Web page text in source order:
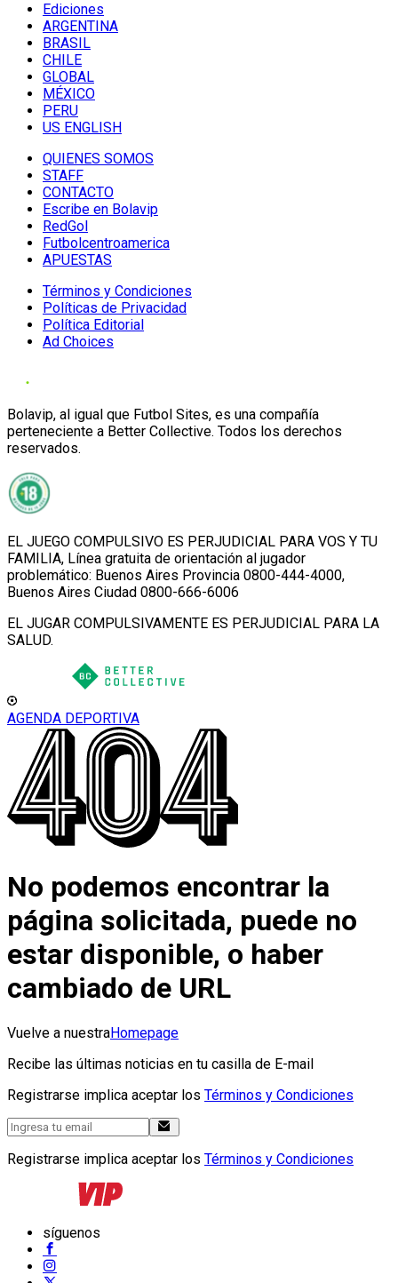
Ediciones
ARGENTINA
BRASIL
CHILE
GLOBAL
MÉXICO
PERU
US ENGLISH
QUIENES SOMOS
STAFF
CONTACTO
Escribe en Bolavip
RedGol
Futbolcentroamerica
APUESTAS
Términos y Condiciones
Políticas de Privacidad
Política Editorial
Ad Choices
Bolavip, al igual que Futbol Sites, es una compañía
perteneciente a Better Collective. Todos los derechos
reservados.
EL JUEGO COMPULSIVO ES PERJUDICIAL PARA VOS Y TU
FAMILIA, Línea gratuita de orientación al jugador
problemático: Buenos Aires Provincia 0800-444-4000,
Buenos Aires Ciudad 0800-666-6006
EL JUGAR COMPULSIVAMENTE ES PERJUDICIAL PARA LA
SALUD.
AGENDA DEPORTIVA
No podemos encontrar la
página solicitada, puede no
estar disponible, o haber
cambiado de URL
Vuelve a nuestraHomepage
Recibe las últimas noticias en tu casilla de E-mail
Registrarse implica aceptar los Términos y Condiciones
Registrarse implica aceptar los Términos y Condiciones
síguenos